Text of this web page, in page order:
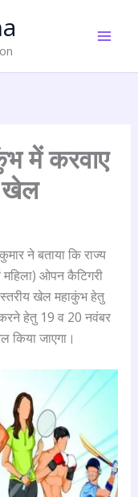
में करवाए
खेल
ने बताया कि राज्य
ओपन कैटिगरी
स्तरीय खेल महाकुंभ हेतु
हेतु 19 व 20 नवंबर
जाएगा।